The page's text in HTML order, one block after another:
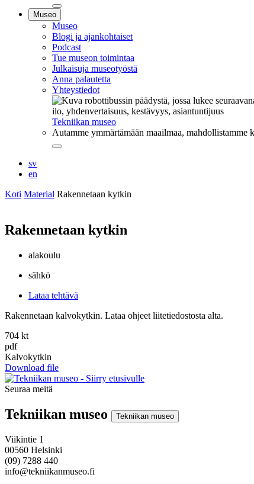
Sulje
alavalikko
Museo
Museo
Blogi ja ajankohtaiset
Podcast
Tue museon toimintaa
Julkaisuja museotyöstä
Anna palautetta
Yhteystiedot
ilo, yhdenvertaisuus, kestävyys, asiantuntijuus
Tekniikan museo
Autamme ymmärtämään maailmaa,
Sulje
sv
en
Koti Material Rakennetaan kytkin
Rakennetaan kytkin
alakoulu
sähkö
Lataa tehtävä
Rakennetaan kalvokytkin. Lataa ohjeet liitetiedostosta alta.
704 kt
pdf
Kalvokytkin
Download file
Seuraa meitä
Tekniikan museo Tekniikan museo
Viikintie 1
00560 Helsinki
(09) 7288 440
info@tekniikanmuseo.fi